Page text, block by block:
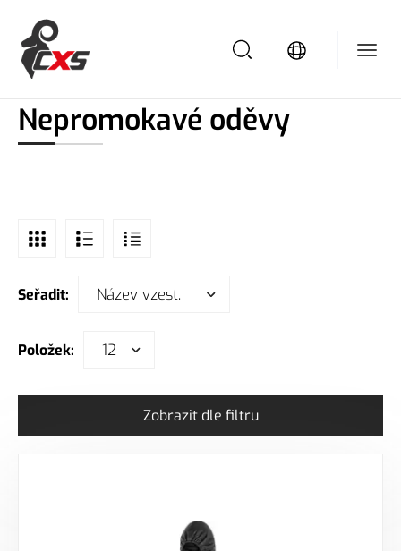
Domů
Nepromokavé oděvy
Seřadit: Název vzest.
Položek: 12
Zobrazit dle filtru